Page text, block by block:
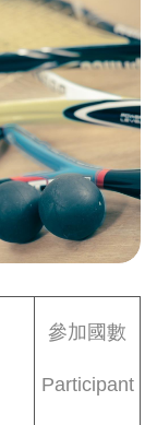
參加國數
Participant